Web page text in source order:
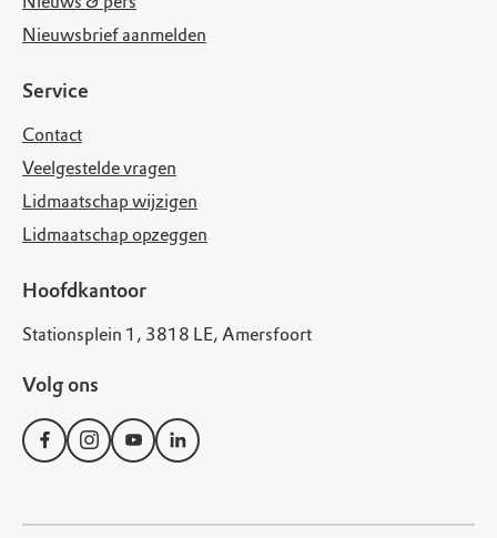
Nieuwsbrief aanmelden
Service
Contact
Veelgestelde vragen
Lidmaatschap wijzigen
Lidmaatschap opzeggen
Hoofdkantoor
Stationsplein 1, 3818 LE, Amersfoort
Volg ons